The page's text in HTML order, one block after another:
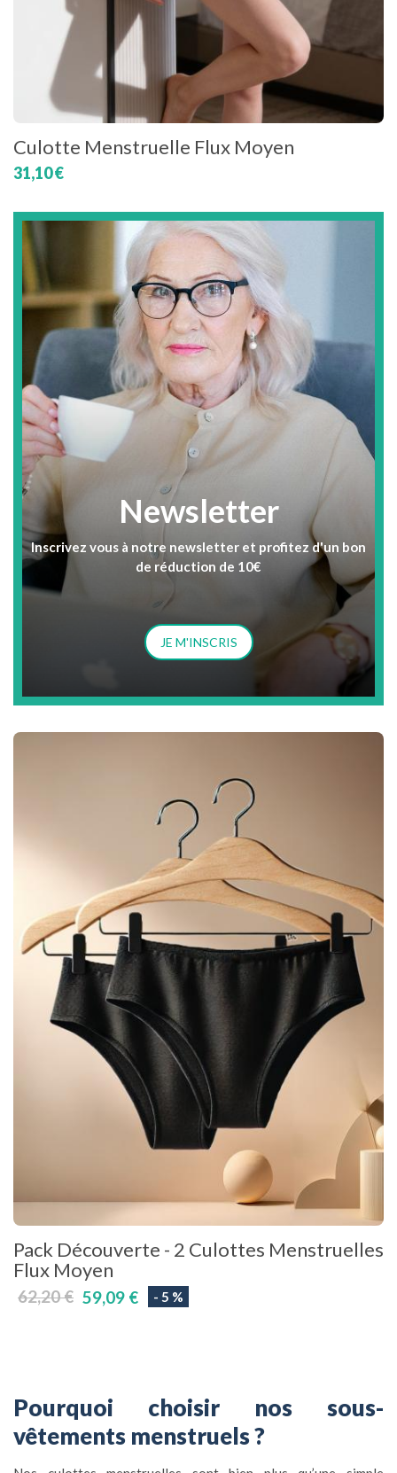
Culotte Menstruelle Flux Moyen
31,10 €
Newsletter
Inscrivez vous à notre newsletter et profitez d'un bon
de réduction de 10€
JE M'INSCRIS
Pack Découverte - 2 Culottes Menstruelles
Flux Moyen
62,20 € 59,09 € - 5 %
Pourquoi choisir nos sous-
vêtements menstruels ?